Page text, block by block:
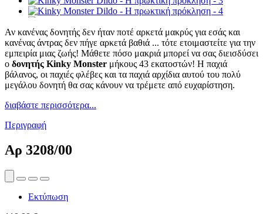
Αν κανένας δονητής δεν ήταν ποτέ αρκετά μακρύς για εσάς και
κανένας άντρας δεν πήγε αρκετά βαθιά ... τότε ετοιμαστείτε για την
εμπειρία μιας ζωής! Μάθετε πόσο μακριά μπορεί να σας διεισδύσει
ο δονητής Kinky Monster μήκους 43 εκατοστών! Η παχιά
βάλανος, οι παχιές φλέβες και τα παχιά αρχίδια αυτού του πολύ
μεγάλου δονητή θα σας κάνουν να τρέμετε από ευχαρίστηση.
διαβάστε περισσότερα...
Περιγραφή
Αρ 3208/00
Εκτύπωση